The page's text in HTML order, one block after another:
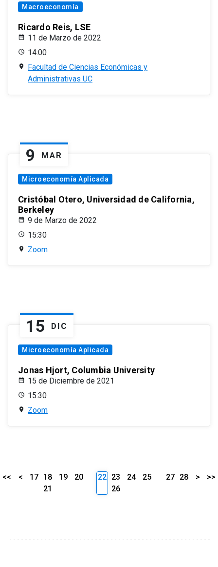
Macroeconomía
Ricardo Reis, LSE
11 de Marzo de 2022
14:00
Facultad de Ciencias Económicas y
Administrativas UC
9 MAR
Microeconomía Aplicada
Cristóbal Otero, Universidad de California,
Berkeley
9 de Marzo de 2022
15:30
Zoom
15 DIC
Microeconomía Aplicada
Jonas Hjort, Columbia University
15 de Diciembre de 2021
15:30
Zoom
<< < 17 18 19
20
21
22 23 24
25
26
27 28 > >>